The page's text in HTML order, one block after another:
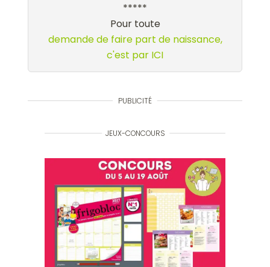
*****
Pour toute
demande de faire part de naissance,
c'est par ICI
PUBLICITÉ
JEUX-CONCOURS